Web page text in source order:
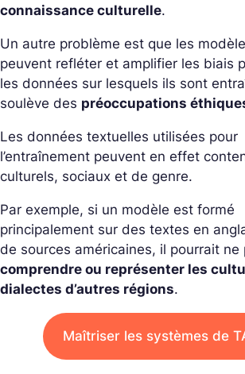
connaissance culturelle.
Un autre problème est que les
peuvent refléter et amplifier les biais
les données sur lesquels ils sont
soulève des préoccupations
Les données textuelles utilisées pour
l’entraînement peuvent en effet
culturels, sociaux et de genre.
Par exemple, si un modèle est formé
principalement sur des textes en
de sources américaines, il pourrait ne
comprendre ou représenter les
dialectes d’autres régions.
Maîtriser les systèmes de